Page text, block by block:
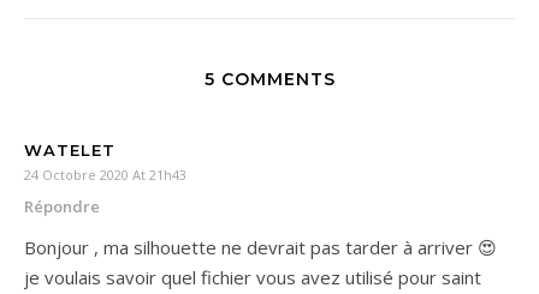
5 COMMENTS
WATELET
24 Octobre 2020 At 21h43
Répondre
Bonjour , ma silhouette ne devrait pas tarder à arriver 😍
je voulais savoir quel fichier vous avez utilisé pour saint